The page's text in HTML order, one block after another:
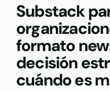
Substack
formato
decisión
cuándo es